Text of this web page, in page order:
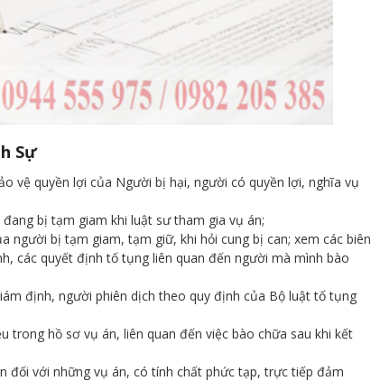
Sự
vệ quyền lợi của Người bị hại, người có quyền lợi, nghĩa vụ
bị tạm giam khi luật sư tham gia vụ án;
người bị tạm giam, tạm giữ, khi hỏi cung bị can; xem các biên
các quyết định tố tụng liên quan đến người mà mình bào
định, người phiên dịch theo quy định của Bộ luật tố tụng
trong hồ sơ vụ án, liên quan đến việc bào chữa sau khi kết
đối với những vụ án, có tính chất phức tạp, trực tiếp đảm